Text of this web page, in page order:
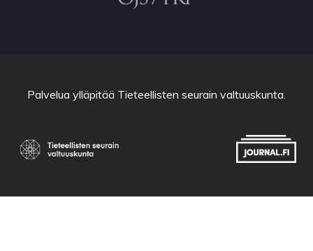
Palvelua ylläpitää Tieteellisten seurain valtuuskunta.